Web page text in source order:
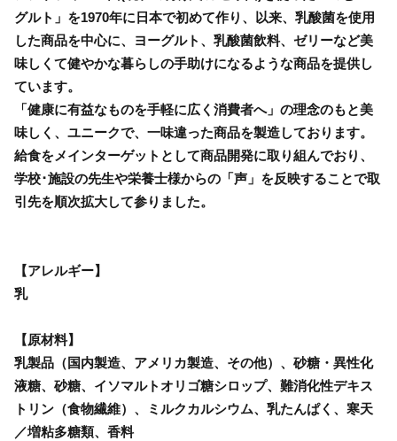
グルト」を1970年に日本で初めて作り、以来、乳酸菌を使用
した商品を中心に、ヨーグルト、乳酸菌飲料、ゼリーなど美
味しくて健やかな暮らしの手助けになるような商品を提供し
ています。
「健康に有益なものを手軽に広く消費者へ」の理念のもと美
味しく、ユニークで、一味違った商品を製造しております。
給食をメインターゲットとして商品開発に取り組んでおり、
学校･施設の先生や栄養士様からの「声」を反映することで取
引先を順次拡大して参りました。
【アレルギー】
乳
【原材料】
乳製品（国内製造、アメリカ製造、その他）、砂糖・異性化
液糖、砂糖、イソマルトオリゴ糖シロップ、難消化性デキス
トリン（食物繊維）、ミルクカルシウム、乳たんぱく、寒天
／増粘多糖類、香料